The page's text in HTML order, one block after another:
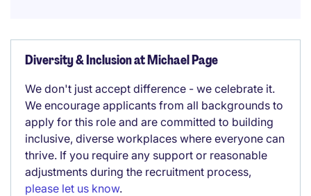
Diversity & Inclusion at Michael Page
We don't just accept difference - we celebrate it.
We encourage applicants from all backgrounds to
apply for this role and are committed to building
inclusive, diverse workplaces where everyone can
thrive. If you require any support or reasonable
adjustments during the recruitment process,
please let us know.